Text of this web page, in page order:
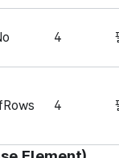
4
4